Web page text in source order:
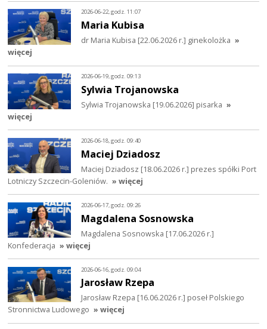
2026-06-22, godz. 11:07
Maria Kubisa
dr Maria Kubisa [22.06.2026 r.] ginekolożka »
więcej
2026-06-19, godz. 09:13
Sylwia Trojanowska
Sylwia Trojanowska [19.06.2026] pisarka »
więcej
2026-06-18, godz. 09:40
Maciej Dziadosz
Maciej Dziadosz [18.06.2026 r.] prezes spółki Port
Lotniczy Szczecin-Goleniów. » więcej
2026-06-17, godz. 09:26
Magdalena Sosnowska
Magdalena Sosnowska [17.06.2026 r.]
Konfederacja » więcej
2026-06-16, godz. 09:04
Jarosław Rzepa
Jarosław Rzepa [16.06.2026 r.] poseł Polskiego
Stronnictwa Ludowego » więcej